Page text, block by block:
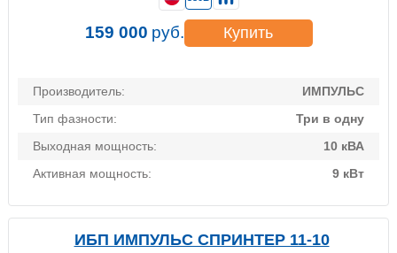
Производитель:
ИМПУЛЬС
Тип фазности:
Три в одну
Выходная мощность:
10 кВА
Активная мощность:
9 кВт
159 000 руб. Купить
ИБП ИМПУЛЬС СПРИНТЕР 11-10